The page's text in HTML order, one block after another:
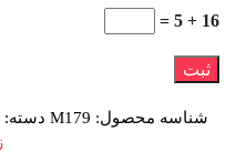
16 + 5 =
شناسه محصول: M179 دسته: